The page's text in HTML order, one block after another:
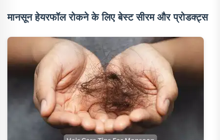
मानसून हेयरफॉल रोकने के लिए बेस्ट सीरम और प्रोडक्ट्स